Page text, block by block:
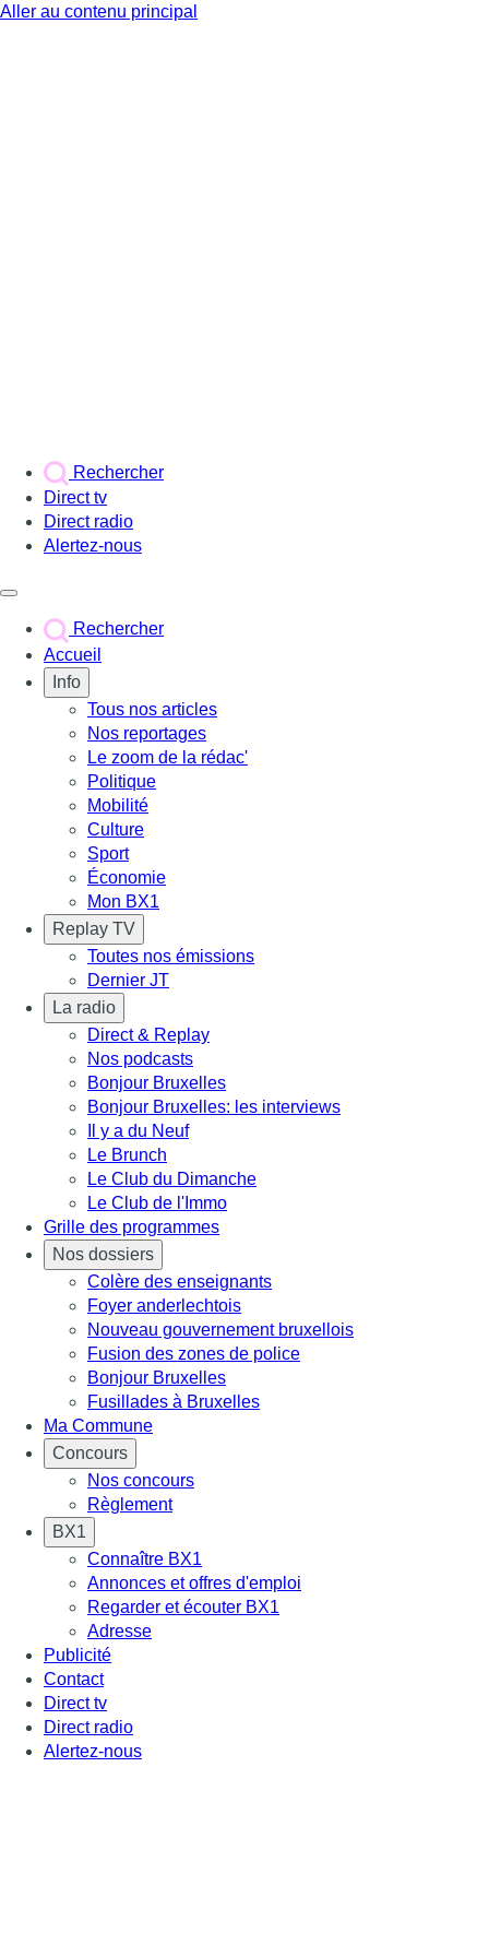
Aller au contenu principal
Rechercher
Direct tv
Direct radio
Alertez-nous
Rechercher
Accueil
Info
Tous nos articles
Nos reportages
Le zoom de la rédac'
Politique
Mobilité
Culture
Sport
Économie
Mon BX1
Replay TV
Toutes nos émissions
Dernier JT
La radio
Direct & Replay
Nos podcasts
Bonjour Bruxelles
Bonjour Bruxelles: les interviews
Il y a du Neuf
Le Brunch
Le Club du Dimanche
Le Club de l'Immo
Grille des programmes
Nos dossiers
Colère des enseignants
Foyer anderlechtois
Nouveau gouvernement bruxellois
Fusion des zones de police
Bonjour Bruxelles
Fusillades à Bruxelles
Ma Commune
Concours
Nos concours
Règlement
BX1
Connaître BX1
Annonces et offres d'emploi
Regarder et écouter BX1
Adresse
Publicité
Contact
Direct tv
Direct radio
Alertez-nous